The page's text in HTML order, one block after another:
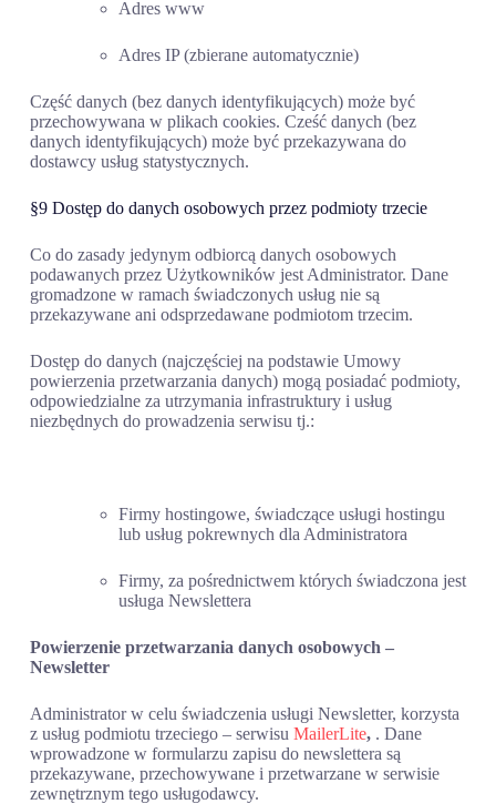
Adres www
Adres IP (zbierane automatycznie)
Część danych (bez danych identyfikujących) może być
przechowywana w plikach cookies. Cześć danych (bez
danych identyfikujących) może być przekazywana do
dostawcy usług statystycznych.
§9 Dostęp do danych osobowych przez podmioty trzecie
Co do zasady jedynym odbiorcą danych osobowych
podawanych przez Użytkowników jest Administrator. Dane
gromadzone w ramach świadczonych usług nie są
przekazywane ani odsprzedawane podmiotom trzecim.
Dostęp do danych (najczęściej na podstawie Umowy
powierzenia przetwarzania danych) mogą posiadać podmioty,
odpowiedzialne za utrzymania infrastruktury i usług
niezbędnych do prowadzenia serwisu tj.:
Firmy hostingowe, świadczące usługi hostingu
lub usług pokrewnych dla Administratora
Firmy, za pośrednictwem których świadczona jest
usługa Newslettera
Powierzenie przetwarzania danych osobowych –
Newsletter
Administrator w celu świadczenia usługi Newsletter, korzysta
z usług podmiotu trzeciego – serwisu MailerLite, . Dane
wprowadzone w formularzu zapisu do newslettera są
przekazywane, przechowywane i przetwarzane w serwisie
zewnętrznym tego usługodawcy.